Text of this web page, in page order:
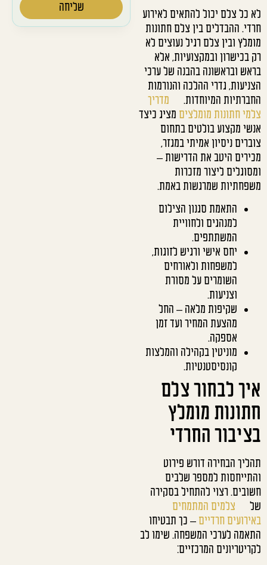
לא כל צלם יכול להתאים לאירוע
חרדי. ההבדלים בין צלם חתונות
מומלץ ובין צלם רגיל נעוצים לא
רק בכישרון ובמקצועיות, אלא
בראש ובראשונה בהבנה של ערכי
הצניעות, גדרי ההלכה והנורמות
החברתיות המיוחדות.
מדריך
צלמי חתונות מומלצים מציג כיצד
אנשי מקצוע בולטים בתחום
צוברים ניסיון אמיתי במגזר,
מכירים היטב את הדרישות –
ומסוגלים ליצור מזכרות
משפחתיות שמרגשות באמת.
התאמת סגנון הצילום
למנהגים ולחוויית
המשתתפים.
יחס אישי ורגיש לזוגות,
למשפחות ולאורחים
השומרים על מסורת
וצניעות.
שקיפות מלאה – החל
מהצעת המחיר ועד זמן
אספקה.
מוניטין בקהילה והמלצות
קונסיסטנטיות.
איך לבחור צלם
חתונות מומלץ
בציבור החרדי
תהליך הבחירה דורש פירוט
והתייחסות למספר שלבים
חשובים. רצוי להתחיל בסקירה
של
צלמים המתמחים
באירועים חרדיים – כך תבטיחו
התאמה לערכי המשפחה. שימו לב
לקריטריונים המרכזיים:
שליחה